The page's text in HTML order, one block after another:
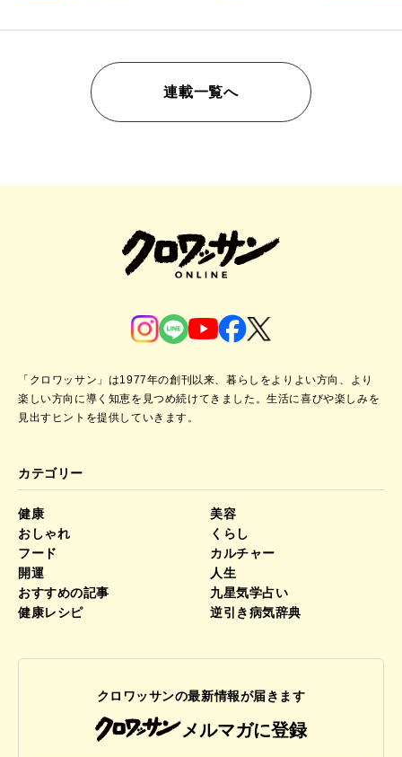
連載一覧へ
「クロワッサン」は1977年の創刊以来、暮らしをよりよい方向、より
楽しい方向に導く知恵を見つめ続けてきました。生活に喜びや楽しみを
見出すヒントを提供していきます。
カテゴリー
健康
美容
おしゃれ
くらし
フード
カルチャー
開運
人生
おすすめの記事
九星気学占い
健康レシピ
逆引き病気辞典
クロワッサンの最新情報が届きます
メルマガに登録